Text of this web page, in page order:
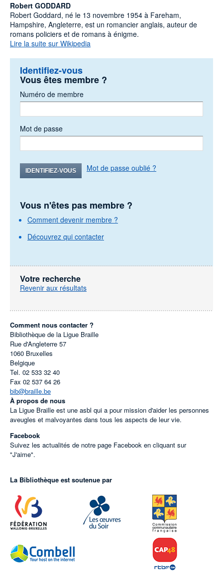
Robert GODDARD
Robert Goddard, né le 13 novembre 1954 à Fareham,
Hampshire, Angleterre, est un romancier anglais, auteur de
romans policiers et de romans à énigme.
Lire la suite sur Wikipedia
Identifiez-vous
Vous êtes membre ?
Numéro de membre
Mot de passe
IDENTIFIEZ-VOUS Mot de passe oublié ?
Vous n'êtes pas membre ?
Comment devenir membre ?
Découvrez qui contacter
Votre recherche
Revenir aux résultats
Comment nous contacter ?
Bibliothèque de la Ligue Braille
Rue d'Angleterre 57
1060 Bruxelles
Belgique
Tel. 02 533 32 40
Fax 02 537 64 26
bib@braille.be
À propos de nous
La Ligue Braille est une asbl qui a pour mission d'aider les personnes
aveugles et malvoyantes dans tous les aspects de leur vie.
Facebook
Suivez les actualités de notre page Facebook en cliquant sur
"J'aime".
La Bibliothèque est soutenue par